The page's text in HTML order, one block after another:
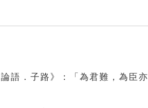
語．子路》：「為君難，為臣